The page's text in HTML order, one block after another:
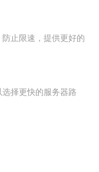
止限速，提供更好的
择更快的服务器路